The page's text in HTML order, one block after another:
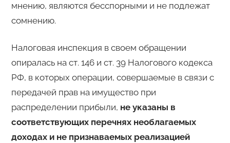
мнению, являются бесспорными и не подлежат
сомнению.
Налоговая инспекция в своем обращении
опиралась на ст. 146 и ст. 39 Налогового кодекса
РФ, в которых операции, совершаемые в связи с
передачей прав на имущество при
распределении прибыли, не указаны в
соответствующих перечнях необлагаемых
доходах и не признаваемых реализацией